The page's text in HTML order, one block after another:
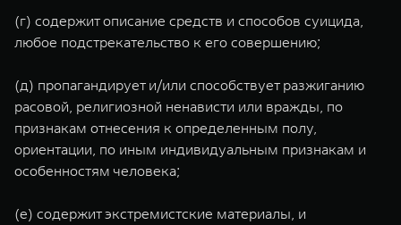
(г) содержит описание средств и способов суицида,
любое подстрекательство к его совершению;
(д) пропагандирует и/или способствует разжиганию
расовой, религиозной ненависти или вражды, по
признакам отнесения к определенным полу,
ориентации, по иным индивидуальным признакам и
особенностям человека;
(е) содержит экстремистские материалы, и